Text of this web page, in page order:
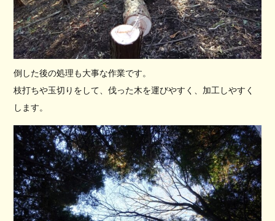
倒した後の処理も大事な作業です。
枝打ちや玉切りをして、伐った木を運びやすく、加工しやすく
します。